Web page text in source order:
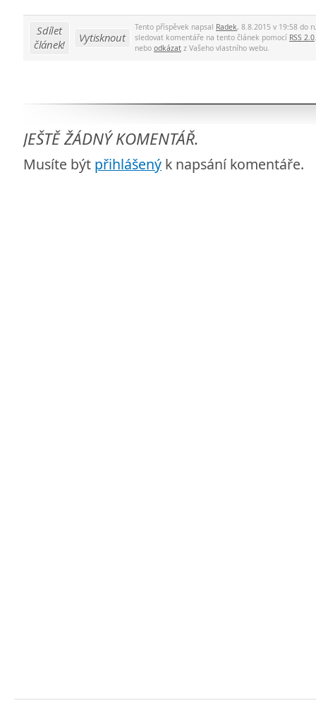
Sdílet
článek!
Vytisknout
Tento příspěvek napsal Radek, 8.8.2015 v 19:58 do
sledovat komentáře na tento článek pomocí RSS 2.0
nebo odkázat z Vašeho vlastního webu.
JEŠTĚ ŽÁDNÝ KOMENTÁŘ.
Musíte být přihlášený k napsání komentáře.